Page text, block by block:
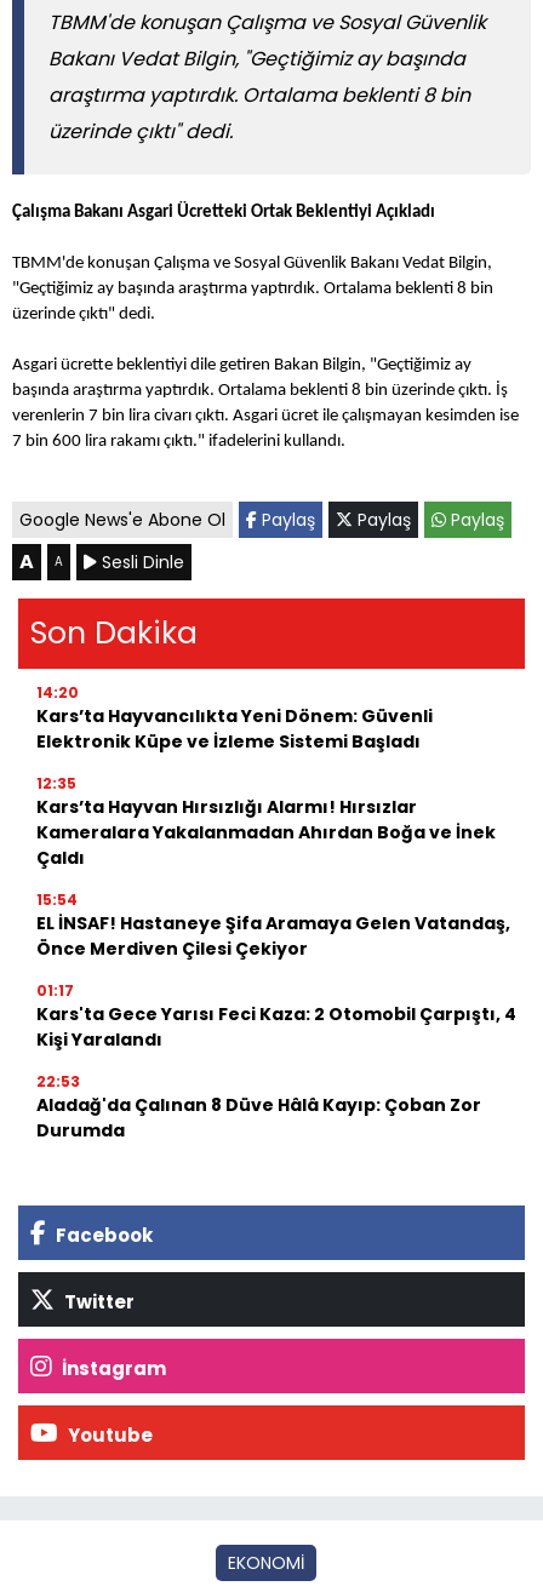
TBMM'de konuşan Çalışma ve Sosyal Güvenlik
Bakanı Vedat Bilgin, "Geçtiğimiz ay başında
araştırma yaptırdık. Ortalama beklenti 8 bin
üzerinde çıktı" dedi.
Çalışma Bakanı Asgari Ücretteki Ortak Beklentiyi Açıkladı
TBMM'de konuşan Çalışma ve Sosyal Güvenlik Bakanı Vedat Bilgin,
"Geçtiğimiz ay başında araştırma yaptırdık. Ortalama beklenti 8 bin
üzerinde çıktı" dedi.
Asgari ücrette beklentiyi dile getiren Bakan Bilgin, "Geçtiğimiz ay
başında araştırma yaptırdık. Ortalama beklenti 8 bin üzerinde çıktı. İş
verenlerin 7 bin lira civarı çıktı. Asgari ücret ile çalışmayan kesimden ise
7 bin 600 lira rakamı çıktı." ifadelerini kullandı.
Google News'e Abone Ol Paylaş Paylaş Paylaş
A A Sesli Dinle
Son Dakika
14:20
Kars’ta Hayvancılıkta Yeni Dönem: Güvenli
Elektronik Küpe ve İzleme Sistemi Başladı
12:35
Kars’ta Hayvan Hırsızlığı Alarmı! Hırsızlar
Kameralara Yakalanmadan Ahırdan Boğa ve İnek
Çaldı
15:54
EL İNSAF! Hastaneye Şifa Aramaya Gelen Vatandaş,
Önce Merdiven Çilesi Çekiyor
01:17
Kars'ta Gece Yarısı Feci Kaza: 2 Otomobil Çarpıştı, 4
Kişi Yaralandı
22:53
Aladağ'da Çalınan 8 Düve Hâlâ Kayıp: Çoban Zor
Durumda
Facebook
Twitter
İnstagram
Youtube
EKONOMİ